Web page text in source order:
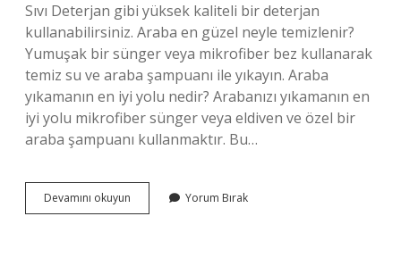
Sıvı Deterjan gibi yüksek kaliteli bir deterjan
kullanabilirsiniz. Araba en güzel neyle temizlenir?
Yumuşak bir sünger veya mikrofiber bez kullanarak
temiz su ve araba şampuanı ile yıkayın. Araba
yıkamanın en iyi yolu nedir? Arabanızı yıkamanın en
iyi yolu mikrofiber sünger veya eldiven ve özel bir
araba şampuanı kullanmaktır. Bu…
Devamını okuyun Asperox
Araba
Yorum Bırak